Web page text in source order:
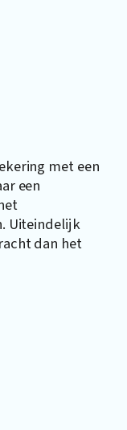
met een
een
Uiteindelijk
dan het